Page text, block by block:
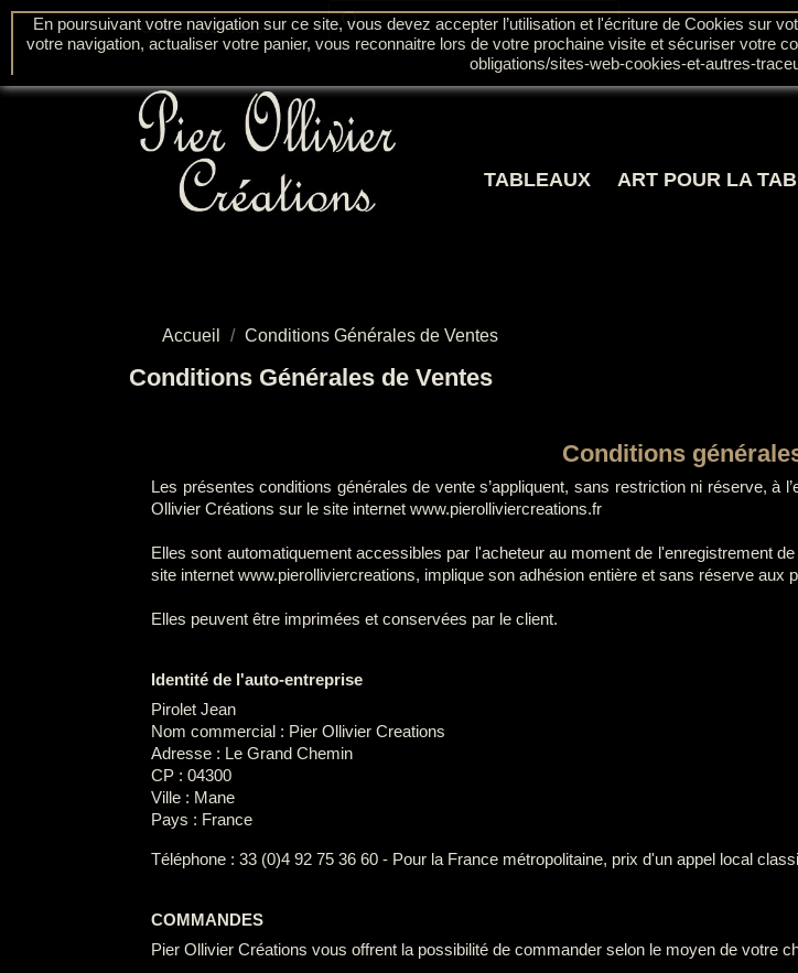
Contactez-nous search
TABLEAUX ART POUR LA
Accueil Conditions Générales de Ventes
Conditions Générales de Ventes
Conditions
Les présentes conditions générales de vente s’appliquent, sans restriction ni réserve,
Ollivier Créations sur le site internet www.pierolliviercreations.fr
Elles sont automatiquement accessibles par l'acheteur au moment de l'enregistrement
site internet www.pierolliviercreations, implique son adhésion entière et sans réserve aux
Elles peuvent être imprimées et conservées par le client.
Identité de l'auto-entreprise
Pirolet Jean
Nom commercial : Pier Ollivier Creations
Adresse : Le Grand Chemin
CP : 04300
Ville : Mane
Pays : France
Téléphone : 33 (0)4 92 75 36 60 - Pour la France métropolitaine, prix d'un appel local
COMMANDES
Pier Ollivier Créations vous offrent la possibilité de commander selon le moyen de votre
En poursuivant votre navigation sur ce site, vous devez accepter l’utilisation et l'écriture de Cookies sur
votre navigation, actualiser votre panier, vous reconnaitre lors de votre prochaine visite et sécuriser votre
obligations/sites-web-cookies-et-autres-